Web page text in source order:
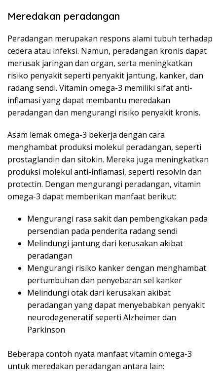
Meredakan peradangan
Peradangan merupakan respons alami tubuh terhadap
cedera atau infeksi. Namun, peradangan kronis dapat
merusak jaringan dan organ, serta meningkatkan
risiko penyakit seperti penyakit jantung, kanker, dan
radang sendi. Vitamin omega-3 memiliki sifat anti-
inflamasi yang dapat membantu meredakan
peradangan dan mengurangi risiko penyakit kronis.
Asam lemak omega-3 bekerja dengan cara
menghambat produksi molekul peradangan, seperti
prostaglandin dan sitokin. Mereka juga meningkatkan
produksi molekul anti-inflamasi, seperti resolvin dan
protectin. Dengan mengurangi peradangan, vitamin
omega-3 dapat memberikan manfaat berikut:
Mengurangi rasa sakit dan pembengkakan pada
persendian pada penderita radang sendi
Melindungi jantung dari kerusakan akibat
peradangan
Mengurangi risiko kanker dengan menghambat
pertumbuhan dan penyebaran sel kanker
Melindungi otak dari kerusakan akibat
peradangan yang dapat menyebabkan penyakit
neurodegeneratif seperti Alzheimer dan
Parkinson
Beberapa contoh nyata manfaat vitamin omega-3
untuk meredakan peradangan antara lain: